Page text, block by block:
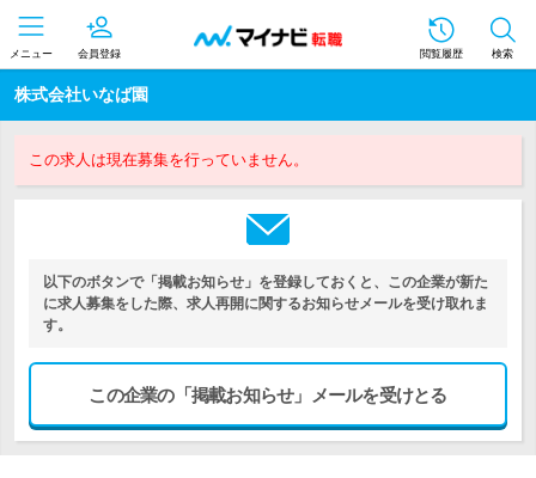
メニュー 会員登録 閲覧履歴 検索
株式会社いなば園
この求人は現在募集を行っていません。
以下のボタンで「掲載お知らせ」を登録しておくと、この企業が新た
に求人募集をした際、求人再開に関するお知らせメールを受け取れま
す。
この企業の「掲載お知らせ」メールを受けとる